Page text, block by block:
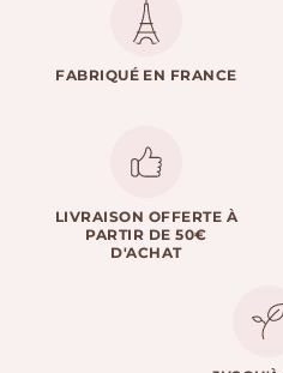
FABRIQUÉ EN FRANCE
LIVRAISON OFFERTE À
PARTIR DE 50€
D'ACHAT